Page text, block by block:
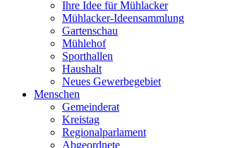
Ihre Idee für Mühlacker
Mühlacker-Ideensammlung
Gartenschau
Mühlehof
Sporthallen
Haushalt
Neues Gewerbegebiet
Menschen
Gemeinderat
Kreistag
Regionalparlament
Abgeordnete